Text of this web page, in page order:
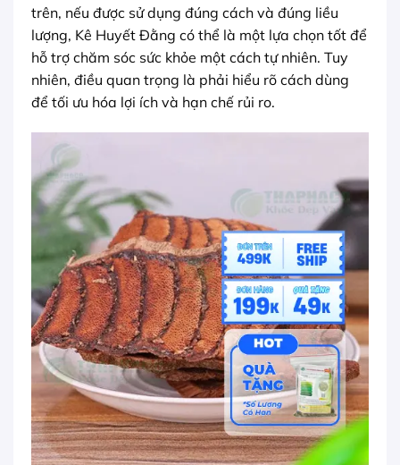
trên, nếu được sử dụng đúng cách và đúng liều
lượng, Kê Huyết Đằng có thể là một lựa chọn tốt để
hỗ trợ chăm sóc sức khỏe một cách tự nhiên. Tuy
nhiên, điều quan trọng là phải hiểu rõ cách dùng
để tối ưu hóa lợi ích và hạn chế rủi ro.